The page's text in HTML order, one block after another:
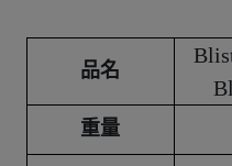
品名
重量